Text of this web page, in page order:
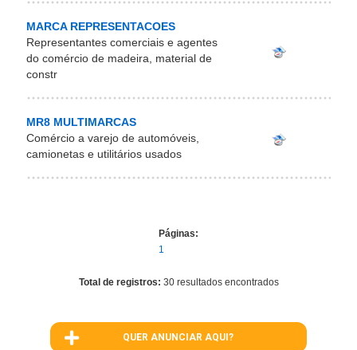
MARCA REPRESENTACOES
Representantes comerciais e agentes
do comércio de madeira, material de
constr
MR8 MULTIMARCAS
Comércio a varejo de automóveis,
camionetas e utilitários usados
Páginas:
1
Total de registros: 30 resultados encontrados
QUER ANUNCIAR AQUI?